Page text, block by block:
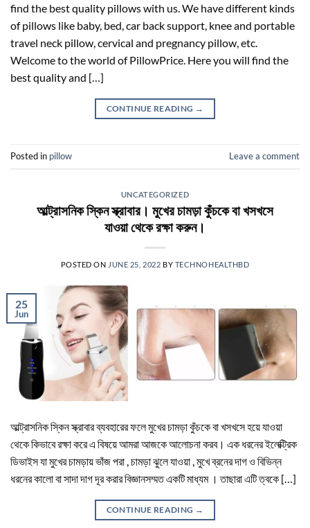
find the best quality pillows with us. We have different kinds
of pillows like baby, bed, car back support, knee and portable
travel neck pillow, cervical and pregnancy pillow, etc.
Welcome to the world of PillowPrice. Here you will find the
best quality and […]
CONTINUE READING →
Posted in pillow Leave a comment
UNCATEGORIZED
আল্ট্রাসনিক স্কিন স্ক্রাবার। মুখের চামড়া কুঁচকে বা খসখসে
যাওয়া থেকে রক্ষা করুন।
POSTED ON JUNE 25, 2022 BY TECHNOHEALTHBD
25
Jun
আল্ট্রাসনিক স্কিন স্ক্রাবার ব্যবহারের ফলে মুখের চামড়া কুঁচকে বা খসখসে হয়ে যাওয়া
থেকে কিভাবে রক্ষা করে এ বিষয়ে আমরা আজকে আলোচনা করব। এক ধরনের ইলেক্ট্রিক
ডিভাইস যা মুখের চামড়ায় ভাঁজ পরা , চামড়া ঝুলে যাওয়া , মুখে ব্রনের দাগ ও বিভিন্ন
ধরনের কালো বা সাদা দাগ দূর করার বিজ্ঞানসম্মত একটি মাধ্যম । তাছারা এটি ত্বকে […]
CONTINUE READING →